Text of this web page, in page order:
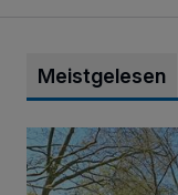
Meistgelesen
814 000 Euro für